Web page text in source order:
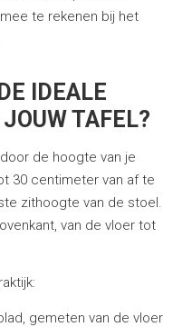
te rekenen bij het
IDEALE
TAFEL?
de hoogte van je
30 centimeter van af te
zithoogte van de stoel.
van de vloer tot
gemeten van de vloer